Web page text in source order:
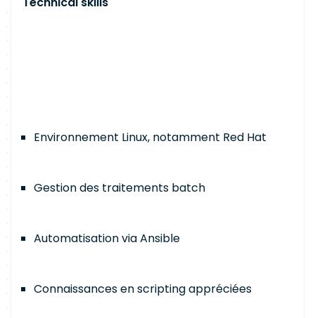
Environnement Linux, notamment Red Hat
Gestion des traitements batch
Automatisation via Ansible
Connaissances en scripting appréciées